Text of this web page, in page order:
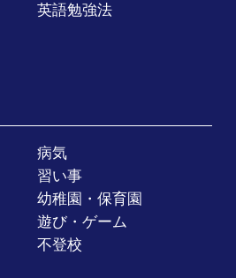
英語勉強法
病気
習い事
幼稚園・保育園
遊び・ゲーム
不登校